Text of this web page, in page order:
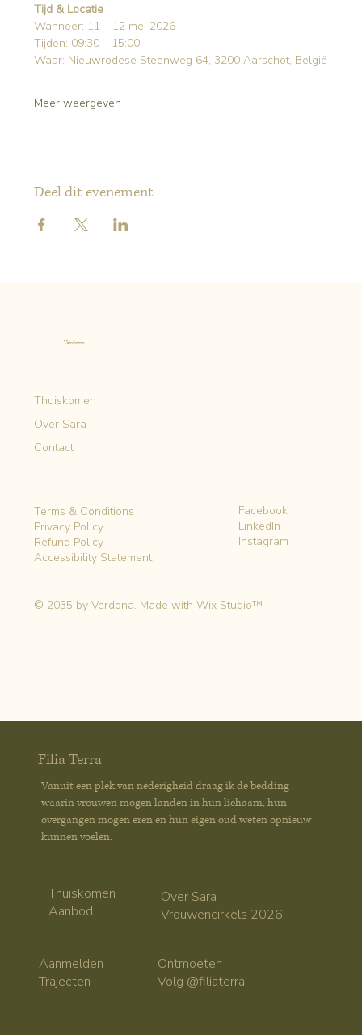
Verdona
Thuiskomen
Over Sara
Contact
Terms & Conditions
Privacy Policy
Refund Policy
Accessibility Statement
Facebook
LinkedIn
Instagram
© 2035 by Verdona. Made withWix Studio™
Filia Terra
Vanuit een plek van nederigheid draag ik de bedding
waarin vrouwen mogen landen in hun lichaam, hun
overgangen mogen eren en hun eigen oud weten opnieuw
kunnen voelen.
Thuiskomen
Aanbod
Over Sara
Vrouwencirkels 2026
Aanmelden
Trajecten
Ontmoeten
Volg @filiaterra
Tijd & Locatie
Wanneer: 11 – 12 mei 2026
Tijden: 09:30 – 15:00
Waar: Nieuwrodese Steenweg 64, 3200 Aarschot, België
Meer weergeven
Deel dit evenement